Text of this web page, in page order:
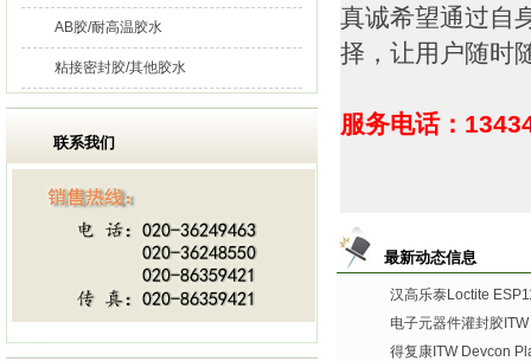
AB胶/耐高温胶水
粘接密封胶/其他胶水
联系我们
真诚希望通过自
择，让用户随时
服务电话：
最新动态信息
汉高乐泰Loctite
电子元器件灌封胶
得复康ITW Devcon